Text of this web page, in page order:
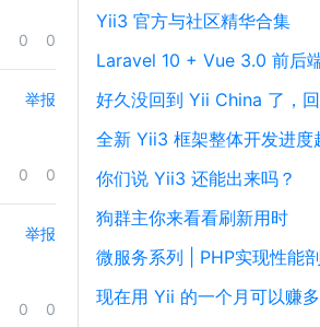
0 0
举报
0 0
举报
0 0
Yii3 官方与社区精华合集
你们说 Yii3 还能出来吗？
狗群主你来看看刷新用时